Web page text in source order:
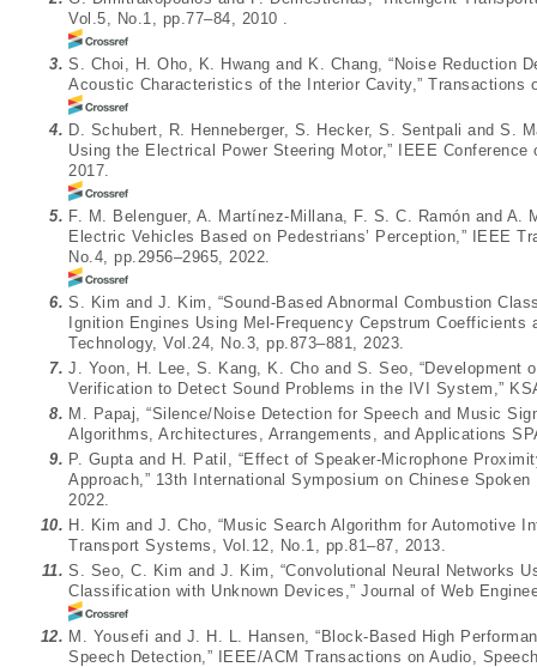
Vol.5, No.1, pp.77–84, 2010 .
3. S. Choi, H. Oho, K. Hwang and K. Chang, “Noise Reduction
Acoustic Characteristics of the Interior Cavity,” Transactions
4. D. Schubert, R. Henneberger, S. Hecker, S. Sentpali and S.
Using the Electrical Power Steering Motor,” IEEE
2017.
5. F. M. Belenguer, A. Martínez-Millana, F. S. C. Ramón and
Electric Vehicles Based on Pedestrians’ Perception,” IEEE
No.4, pp.2956–2965, 2022.
6. S. Kim and J. Kim, “Sound-Based Abnormal Combustion
Ignition Engines Using Mel-Frequency Cepstrum
Technology, Vol.24, No.3, pp.873–881, 2023.
7. J. Yoon, H. Lee, S. Kang, K. Cho and S. Seo, “Development
Verification to Detect Sound Problems in the IVI System,”
8. M. Papaj, “Silence/Noise Detection for Speech and Music
Algorithms, Architectures, Arrangements, and Applications
9. P. Gupta and H. Patil, “Effect of Speaker-Microphone
Approach,” 13th International Symposium on Chinese
2022.
10. H. Kim and J. Cho, “Music Search Algorithm for Automotive
Transport Systems, Vol.12, No.1, pp.81–87, 2013.
11. S. Seo, C. Kim and J. Kim, “Convolutional Neural Networks
Classification with Unknown Devices,” Journal of Web
12. M. Yousefi and J. H. L. Hansen, “Block-Based High
Speech Detection,” IEEE/ACM Transactions on Audio,